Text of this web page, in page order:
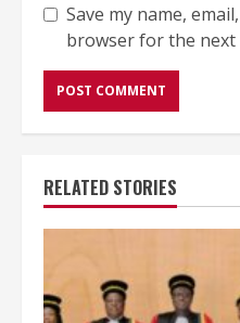
Save my name,
browser for the next
RELATED STORIES